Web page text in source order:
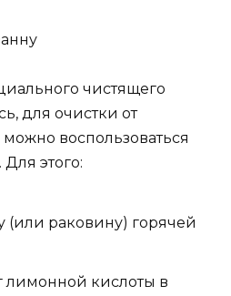
чистящего
для очистки от
можно воспользоваться
этого:
(или раковину) горячей
лимонной кислоты в